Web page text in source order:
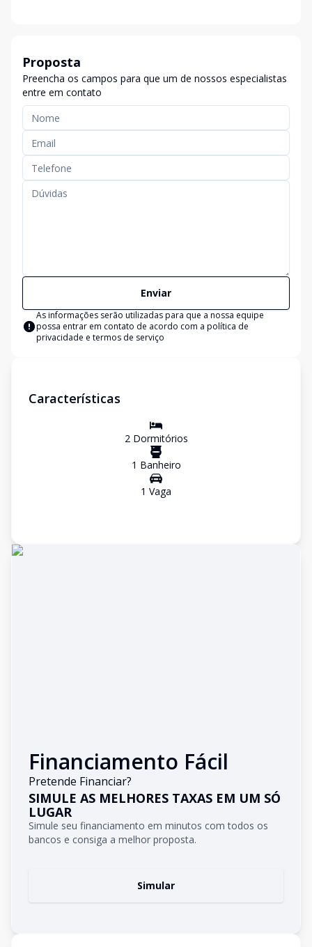
Proposta
Preencha os campos para que um de nossos especialistas
entre em contato
Enviar
As informações serão utilizadas para que a nossa equipe
possa entrar em contato de acordo com a política de
privacidade e termos de serviço
Características
2Dormitórios
1 Banheiro
1 Vaga
Financiamento Fácil
Pretende Financiar?
SIMULE AS MELHORES TAXAS EM UM SÓ
LUGAR
Simule seu financiamento em minutos com todos os
bancos e consiga a melhor proposta.
Simular